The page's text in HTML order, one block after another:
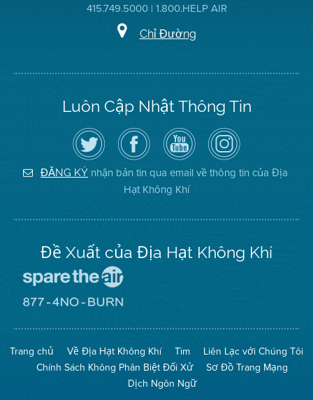
415.749.5000 | 1.800.HELP AIR
Chỉ Đường
Luôn Cập Nhật Thông Tin
Hãy
theo
dõi
Địa
Hạt
Không
Truy
cập
Trang
Facebook
của
Địa
Hạt
Kênh
YouTube
của
Địa
Hạt
Không
Khí
Air
District
on
Instagram
ĐĂNG KÝ nhận bản tin qua email về thông tin của Địa
Hạt Không Khí
Đề Xuất của Địa Hạt Không Khí
The
(Bảo
Toàn
Không
Khí)
Mạng
No
Burn
(Không
Đốt)
Trang chủ Về Địa Hạt Không Khí Tìm
Liên Lạc với Chúng Tôi
Chính Sách Không Phân Biệt Đối Xử
Sơ Đồ Trang Mạng
Dịch Ngôn Ngữ